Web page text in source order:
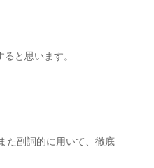
と思います。
た副詞的に用いて、徹底